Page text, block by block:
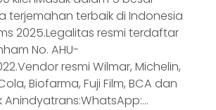
terjemahan terbaik di Indonesia
2025.Legalitas resmi terdaftar
No. AHU-
resmi Wilmar, Michelin,
Biofarma, Fuji Film, BCA dan
Anindyatrans:WhatsApp:…